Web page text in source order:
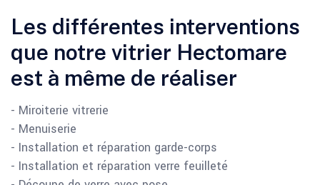
Les différentes interventions
que notre vitrier Hectomare
est à même de réaliser
- Miroiterie vitrerie
- Menuiserie
- Installation et réparation garde-corps
- Installation et réparation verre feuilleté